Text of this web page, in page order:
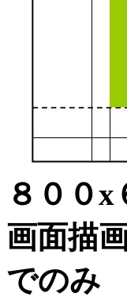
８００
画面描
でのみ